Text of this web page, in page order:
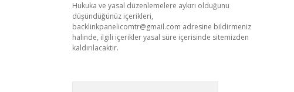
Hukuka ve yasal düzenlemelere aykırı olduğunu
düşündüğünüz içerikleri,
backlinkpanelicomtr@gmail.com adresine bildirmeniz
halinde, ilgili içerikler yasal süre içerisinde sitemizden
kaldırılacaktır.